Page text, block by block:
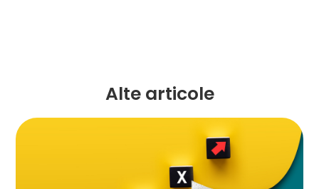
Alte articole